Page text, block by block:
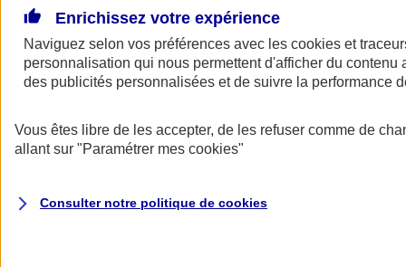
AXA Assurance
Enrichissez votre expérience
Naviguez selon vos préférences avec les cookies et
personnalisation qui nous permettent d'afficher du contenu
des publicités personnalisées et de suivre la performance
Vous êtes libre de les accepter, de les refuser comme de
allant sur "Paramétrer mes cookies"
Consulter notre politique de cookies